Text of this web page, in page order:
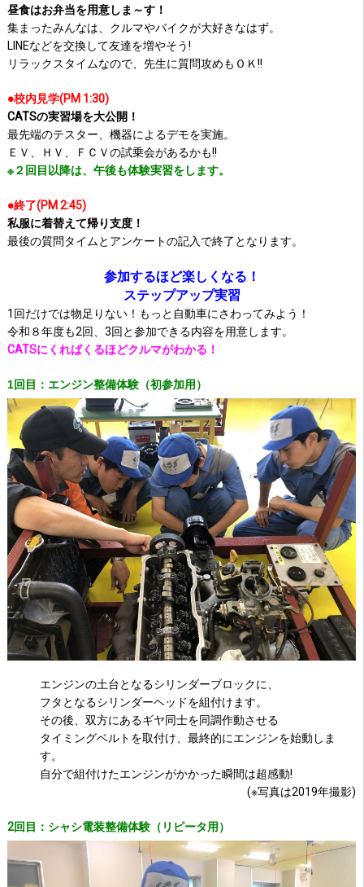
昼食はお弁当を用意しま～す！
集まったみんなは、クルマやバイクが大好きなはず。
LINEなどを交換して友達を増やそう!
リラックスタイムなので、先生に質問攻めもＯＫ!!
●校内見学(PM 1:30)
CATSの実習場を大公開！
最先端のテスター、機器によるデモを実施。
ＥＶ、ＨＶ、ＦＣＶの試乗会があるかも!!
※２回目以降は、午後も体験実習をします。
●終了(PM 2:45)
私服に着替えて帰り支度！
最後の質問タイムとアンケートの記入で終了となります。
参加するほど楽しくなる！
ステップアップ実習
1回だけでは物足りない！もっと自動車にさわってみよう！
令和８年度も2回、3回と参加できる内容を用意します。
CATSにくればくるほどクルマがわかる！
1回目：エンジン整備体験（初参加用）
エンジンの土台となるシリンダーブロックに、
フタとなるシリンダーヘッドを組付けます。
その後、双方にあるギヤ同士を同調作動させる
タイミングベルトを取付け、最終的にエンジンを始動しま
す。
自分で組付けたエンジンがかかった瞬間は超感動!
(※写真は2019年撮影)
2回目：シャシ電装整備体験（リピータ用）